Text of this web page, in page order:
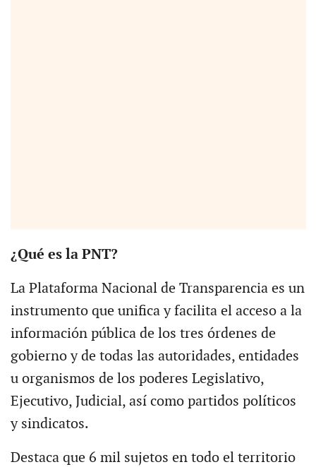
¿Qué es la PNT?
La Plataforma Nacional de Transparencia es un
instrumento que unifica y facilita el acceso a la
información pública de los tres órdenes de
gobierno y de todas las autoridades, entidades
u organismos de los poderes Legislativo,
Ejecutivo, Judicial, así como partidos políticos
y sindicatos.
Destaca que 6 mil sujetos en todo el territorio